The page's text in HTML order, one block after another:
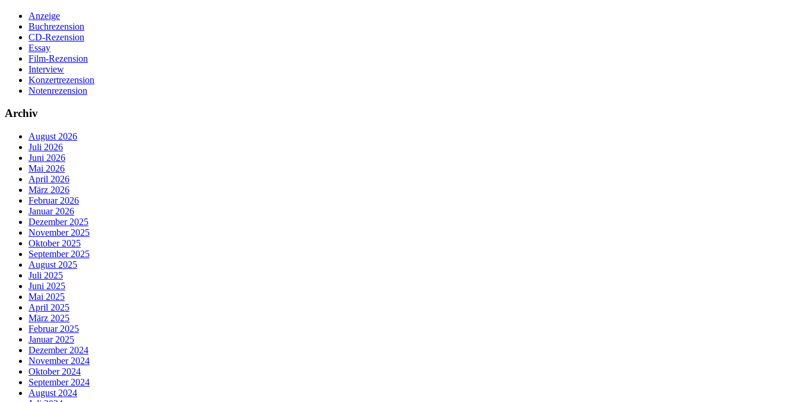
Anzeige
Buchrezension
CD-Rezension
Essay
Film-Rezension
Interview
Konzertrezension
Notenrezension
Archiv
August 2026
Juli 2026
Juni 2026
Mai 2026
April 2026
März 2026
Februar 2026
Januar 2026
Dezember 2025
November 2025
Oktober 2025
September 2025
August 2025
Juli 2025
Juni 2025
Mai 2025
April 2025
März 2025
Februar 2025
Januar 2025
Dezember 2024
November 2024
Oktober 2024
September 2024
August 2024